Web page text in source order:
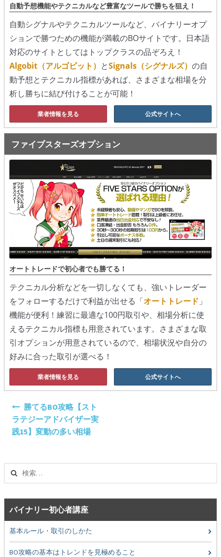
自動予想機能やテクニカルなど豊富なツールで勝ちを狙え！
自動シグナルやテクニカルツールなど、バイナリーオプ
ションで勝つための機能が満載のBOサイトです。日本語
対応のサイトとしてはトップクラスの品ぞろえ！
Algobit（アルゴビット） とSignals（シグナルズ） の自
動予想とテクニカル指標があれば、さまざまな相場を分
析し勝ちに結び付けることが可能！
業者情報を見る 公式サイトへ
ファイブスターズオプション
オートトレードで初心者でも勝てる！
テクニカル分析などを一切しなくても、強いトレーダー
をフォローするだけで利益が出せる「オートトレード 」
機能が便利！練習に最適な100円取引や、相場分析に使
えるテクニカル指標も用意されています。さまざまな取
引オプションが用意されているので、相場状況や自分の
好みに合った取引が選べる！
業者情報を見る 公式サイトへ
ナ
ビ
ー
シ
ョ
ン
勝てるBO攻略【スト
ラテジーアドバイザー実
践15】変動の多い相場
バイナリー初心者講座
基本ルール・取引のしかた
BO攻略の基本はトレンドを見極めること